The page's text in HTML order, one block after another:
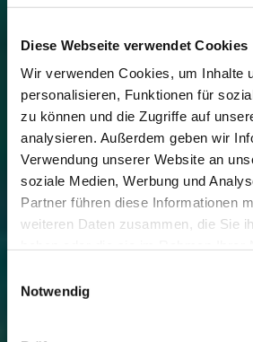
Diese Webseite verwendet Cookies
Wir verwenden Cookies, um Inhalte
personalisieren, Funktionen für
zu können und die Zugriffe auf
analysieren. Außerdem geben wir
Verwendung unserer Website an
soziale Medien, Werbung und
Partner führen diese Informationen
weiteren Daten zusammen, die Sie
Notwendig
0
Report